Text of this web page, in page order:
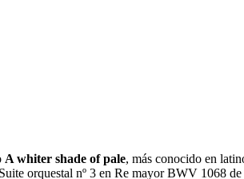
A whiter shade of pale, más conocido en
orquestal nº 3 en Re mayor BWV 1068